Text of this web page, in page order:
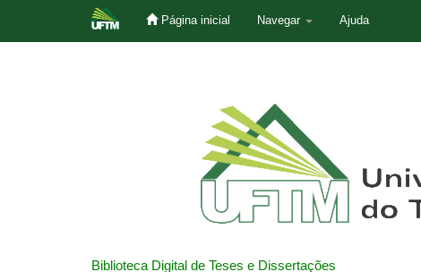
Página inicial Navegar Ajuda
Biblioteca Digital de Teses e Dissertações